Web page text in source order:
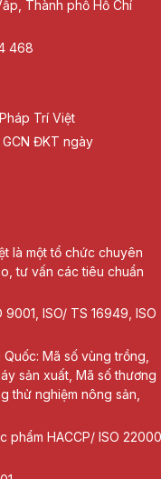
Thành phố Hồ Chí
468
Trí Việt
ĐKT ngày
là một tổ chức chuyên
tư vấn các tiêu chuẩn
ISO/ TS 16949, ISO
Mã số vùng trồng,
sản xuất, Mã số thương
thử nghiệm nông sản,
phẩm HACCP/ ISO